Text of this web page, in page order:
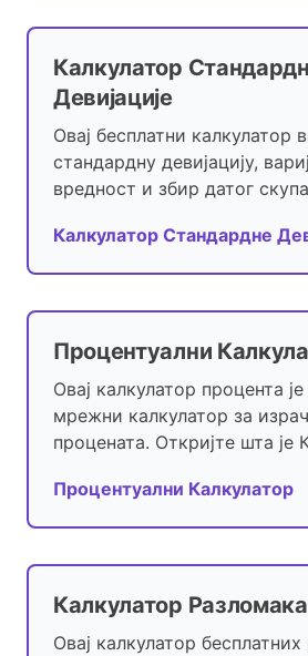
Калкулатор
Девијације
Овај бесплатни калкулатор
стандардну девијацију,
вредност и збир датог
Калкулатор Стандардне
Процентуални
Овај калкулатор процента
мрежни калкулатор за
процената. Откријте шта је
Процентуални Калкулатор
Калкулатор Разломака
Овај калкулатор